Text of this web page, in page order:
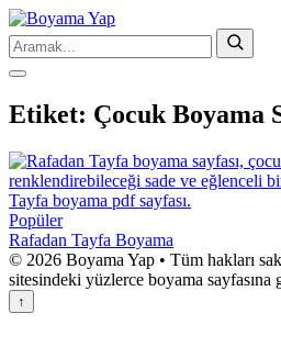
Etiket: Çocuk Boyama
Popüler
Rafadan Tayfa Boyama
© 2026 Boyama Yap • Tüm hakları
sitesindeki yüzlerce boyama sayfasına
↑